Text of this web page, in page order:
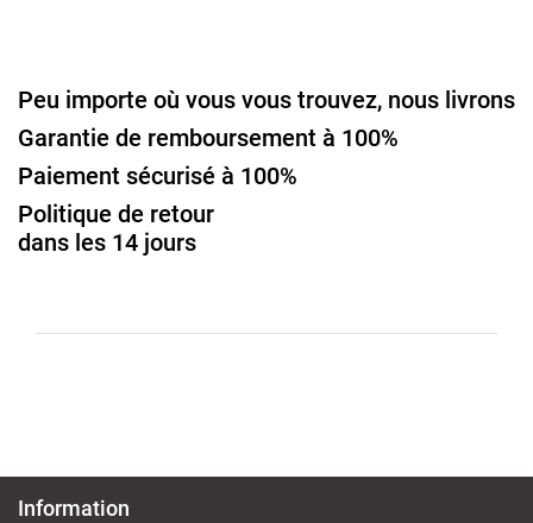
Peu importe où vous vous trouvez, nous livrons
Garantie de remboursement à 100%
Paiement sécurisé à 100%
Politique de retour
dans les 14 jours
Information